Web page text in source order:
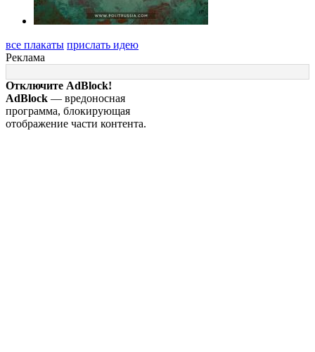
все плакаты прислать идею
Реклама
Отключите AdBlock!
AdBlock — вредоносная
программа, блокирующая
отображение части контента.